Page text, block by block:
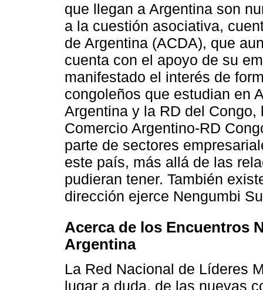
que llegan a Argentina son
a la cuestión asociativa,
de Argentina (ACDA), que
cuenta con el apoyo de su
manifestado el interés de
congoleños que estudian en
Argentina y la RD del
Comercio Argentino-RD
parte de sectores
este país, más allá de las
pudieran tener. También
dirección ejerce Nengumbi
Acerca de los Encuentros
Argentina
La Red Nacional de Líderes
lugar a duda, de las nuevas